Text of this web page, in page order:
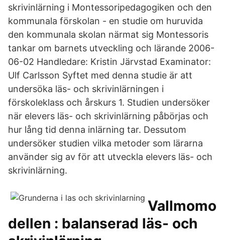
skrivinlärning i Montessoripedagogiken och den
kommunala förskolan - en studie om huruvida
den kommunala skolan närmat sig Montessoris
tankar om barnets utveckling och lärande 2006-
06-02 Handledare: Kristin Järvstad Examinator:
Ulf Carlsson Syftet med denna studie är att
undersöka läs- och skrivinlärningen i
förskoleklass och årskurs 1. Studien undersöker
när elevers läs- och skrivinlärning påbörjas och
hur lång tid denna inlärning tar. Dessutom
undersöker studien vilka metoder som lärarna
använder sig av för att utveckla elevers läs- och
skrivinlärning.
Vallmomo
dellen : balanserad läs- och